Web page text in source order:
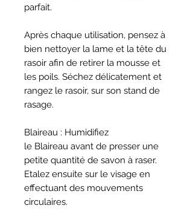
parfait.
Après chaque utilisation, pensez à
bien nettoyer la lame et la tête du
rasoir afin de retirer la mousse et
les poils. Séchez délicatement et
rangez le rasoir, sur son stand de
rasage.
Blaireau : Humidifiez
le Blaireau avant de presser une
petite quantité de savon à raser.
Etalez ensuite sur le visage en
effectuant des mouvements
circulaires.